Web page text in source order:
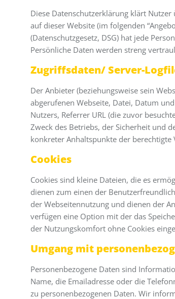
Diese Datenschutzerklärung klärt
auf dieser Website (im folgenden
(Datenschutzgesetz, DSG) hat jede
Persönliche Daten werden streng
Zugriffsdaten/ Server-
Der Anbieter (beziehungsweise sein
abgerufenen Webseite, Datei, Datum
Nutzers, Referrer URL (die zuvor
Zweck des Betriebs, der Sicherheit und
konkreter Anhaltspunkte der
Cookies
Cookies sind kleine Dateien, die es
dienen zum einen der
der Webseitennutzung und dienen der
verfügen eine Option mit der das
der Nutzungskomfort ohne Cookies
Umgang mit
Personenbezogene Daten sind
Name, die Emailadresse oder die
zu personenbezogenen Daten. Wir